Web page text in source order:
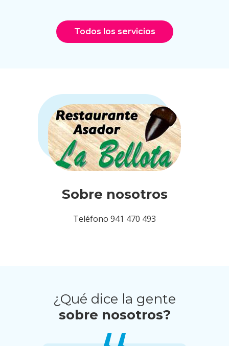
Todos los servicios
Sobre nosotros
Teléfono 941 470 493
¿Qué dice la gente
sobre nosotros?